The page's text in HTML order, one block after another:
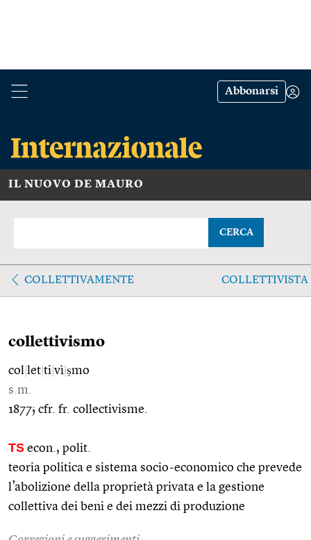
Abbonarsi
IL NUOVO DE MAURO
CERCA
COLLETTIVAMENTE COLLETTIVISTA
collettivismo
col let ti vì ṣmo
s.m.
1877; cfr. fr. collectivisme.
TS econ., polit.
teoria politica e sistema socio-economico che prevede
l’abolizione della proprietà privata e la gestione
collettiva dei beni e dei mezzi di produzione